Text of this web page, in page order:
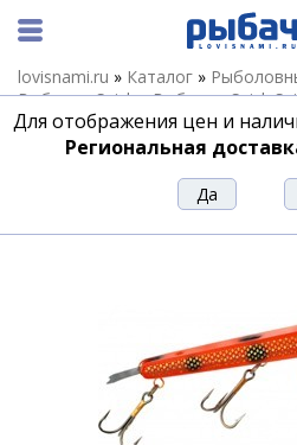
lovisnami.ru » Каталог »
Воблеры Suick»Воблеры Suick
7W-HO
Джеркбэйт SUICK 7W-
Для отображения цен и
Региональная